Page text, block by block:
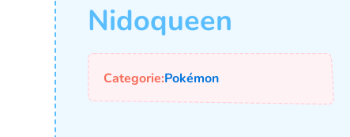
Nidoqueen
Categorie:Pokémon